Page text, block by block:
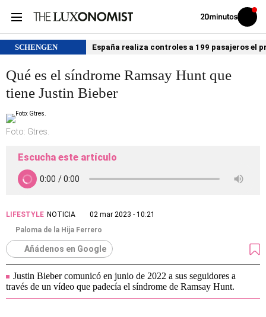
Volver
Iniciar
sesión
SCHENGEN España realiza controles a 199 pasajeros el
Qué es el síndrome Ramsay Hunt que
tiene Justin Bieber
Foto: Gtres.
Escucha este artículo
LIFESTYLE NOTICIA
02 mar 2023 - 10:21
Paloma de la Hija Ferrero
Añádenos en Google
Justin Bieber comunicó en junio de 2022 a sus seguidores a
través de un vídeo que padecía el síndrome de Ramsay Hunt.